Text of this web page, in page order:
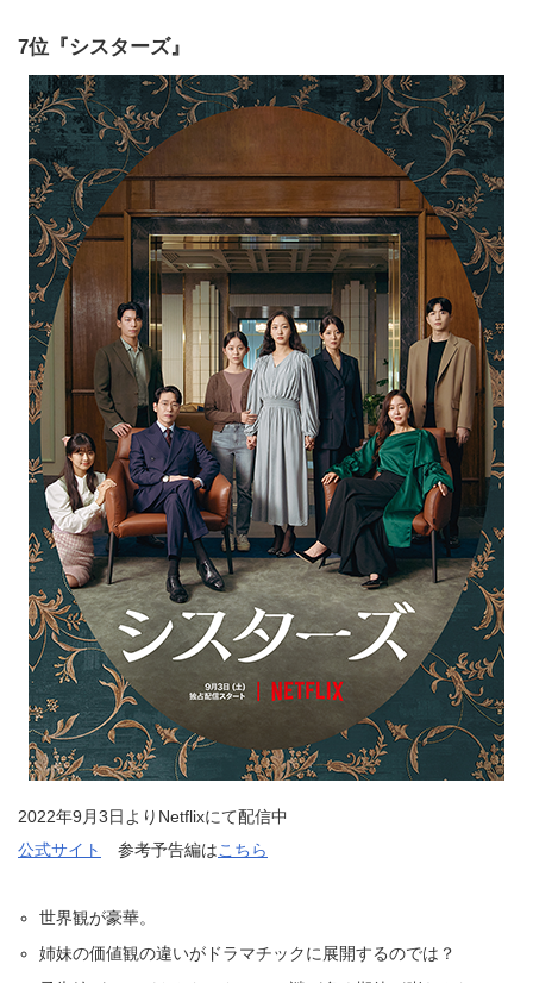
7位『シスターズ』
2022年9月3日よりNetflixにて配信中
公式サイト
参考予告編はこちら
世界観が豪華。
姉妹の価値観の違いがドラマチックに展開するのでは？